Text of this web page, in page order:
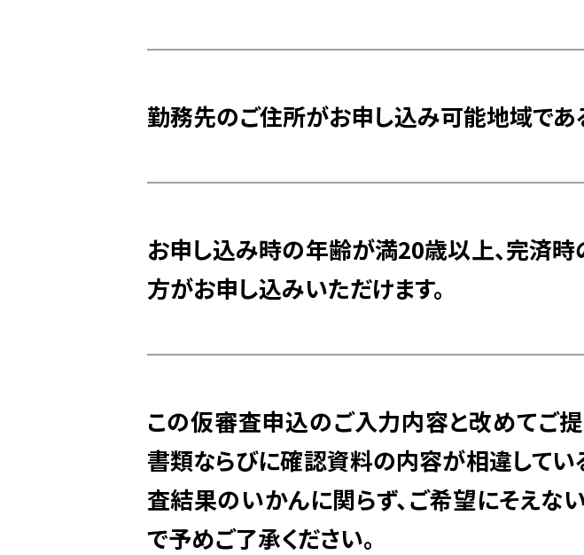
勤務先のご住所がお申し込み可能地域であ
お申し込み時の年齢が満20歳以上、完済
方がお申し込みいただけます。
この仮審査申込のご入力内容と改めてご
書類ならびに確認資料の内容が相違してい
査結果のいかんに関らず、ご希望にそえな
で予めご了承ください。